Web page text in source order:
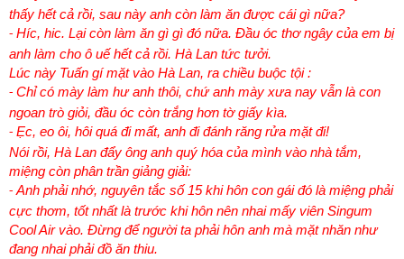
thấy hết cả rồi, sau này anh còn làm ăn được cái gì nữa?
- Híc, hic. Lại còn làm ăn gì gì đó nữa. Đầu óc thơ ngây của em bị
anh làm cho ô uế hết cả rồi. Hà Lan tức tưởi.
Lúc này Tuấn gí mặt vào Hà Lan, ra chiều buộc tội :
- Chỉ có mày làm hư anh thôi, chứ anh mày xưa nay vẫn là con
ngoan trò giỏi, đầu óc còn trắng hơn tờ giấy kìa.
- Ẹc, eo ôi, hôi quá đi mất, anh đi đánh răng rửa mặt đi!
Nói rồi, Hà Lan đẩy ông anh quý hóa của mình vào nhà tắm,
miệng còn phân trần giảng giải:
-Anh phải nhớ, nguyên tắc số 15 khi hôn con gái đó là miệng phải
cực thơm, tốt nhất là trước khi hôn nên nhai mấy viên Singum
Cool Air vào. Đừng để người ta phải hôn anh mà mặt nhăn như
đang nhai phải đồ ăn thiu.